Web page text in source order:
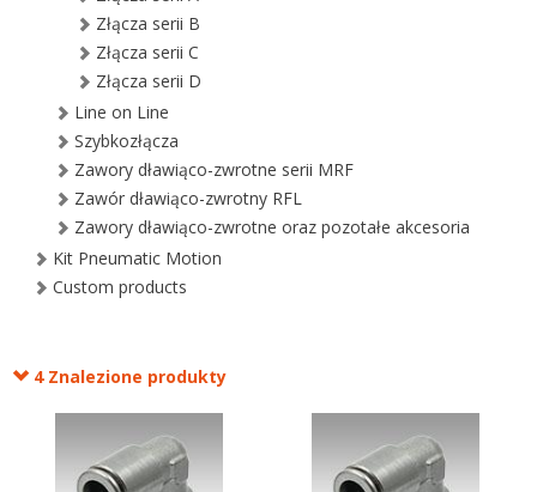
Złącza serii B
Złącza serii C
Złącza serii D
Line on Line
Szybkozłącza
Zawory dławiąco-zwrotne serii MRF
Zawór dławiąco-zwrotny RFL
Zawory dławiąco-zwrotne oraz pozotałe akcesoria
Kit Pneumatic Motion
Custom products
4 Znalezione produkty